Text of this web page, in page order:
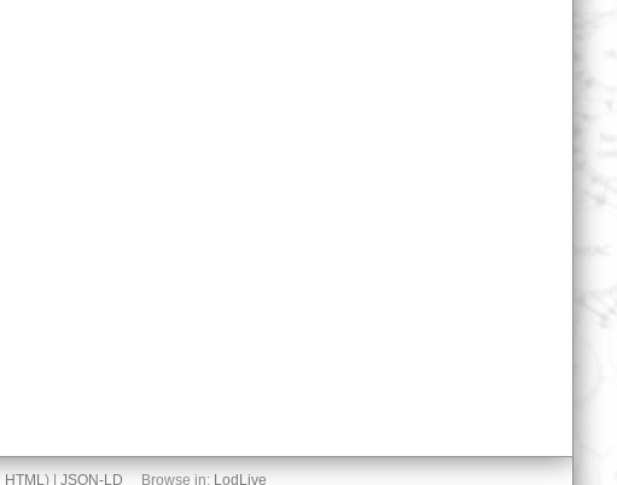
HTML) | JSON-LD Browse in: LodLive